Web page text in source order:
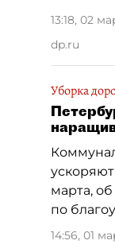
13:18, 02
dp.ru
Уборка
марта,
по
14:56, 01